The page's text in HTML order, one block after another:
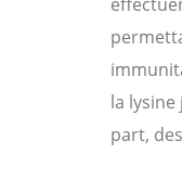
la
part,